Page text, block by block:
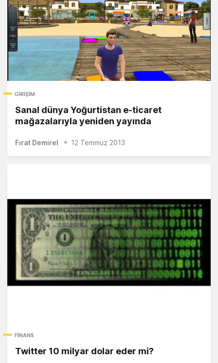
GIRIŞIM
Sanal dünya Yoğurtistan e-ticaret
mağazalarıyla yeniden yayında
Fırat Demirel 12 Temmuz 2013
FINANS
Twitter 10 milyar dolar eder mi?